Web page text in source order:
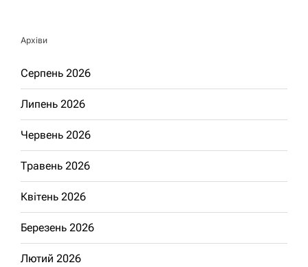
Архіви
Серпень 2026
Липень 2026
Червень 2026
Травень 2026
Квітень 2026
Березень 2026
Лютий 2026